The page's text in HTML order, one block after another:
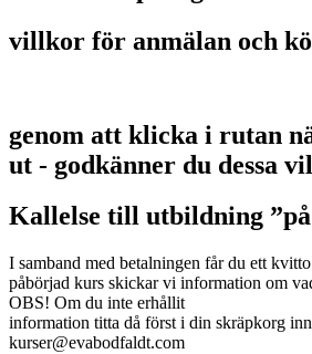
villkor för anmälan och
genom att klicka i rutan
ut - godkänner du dessa
Kallelse till utbildning
I samband med betalningen får du ett
påbörjad kurs skickar vi information om
OBS! Om du inte erhållit
information titta då först i din skräpkorg
kurser@evabodfaldt.com